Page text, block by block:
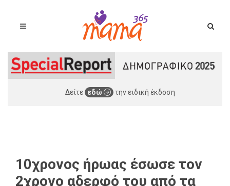
Δείτε εδώ την ειδική έκδοση
10χρονος ήρωας έσωσε τον
2χρονο αδερφό του από τα